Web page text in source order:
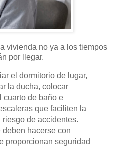
vivienda no ya a los tiempos
por llegar.
el dormitorio de lugar,
la ducha, colocar
cuarto de baño e
que faciliten la
de accidentes.
hacerse con
proporcionan seguridad